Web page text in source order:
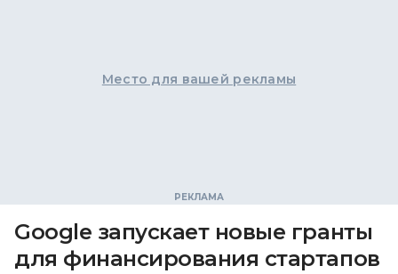
Место для вашей рекламы
Google запускает новые гранты
для финансирования стартапов